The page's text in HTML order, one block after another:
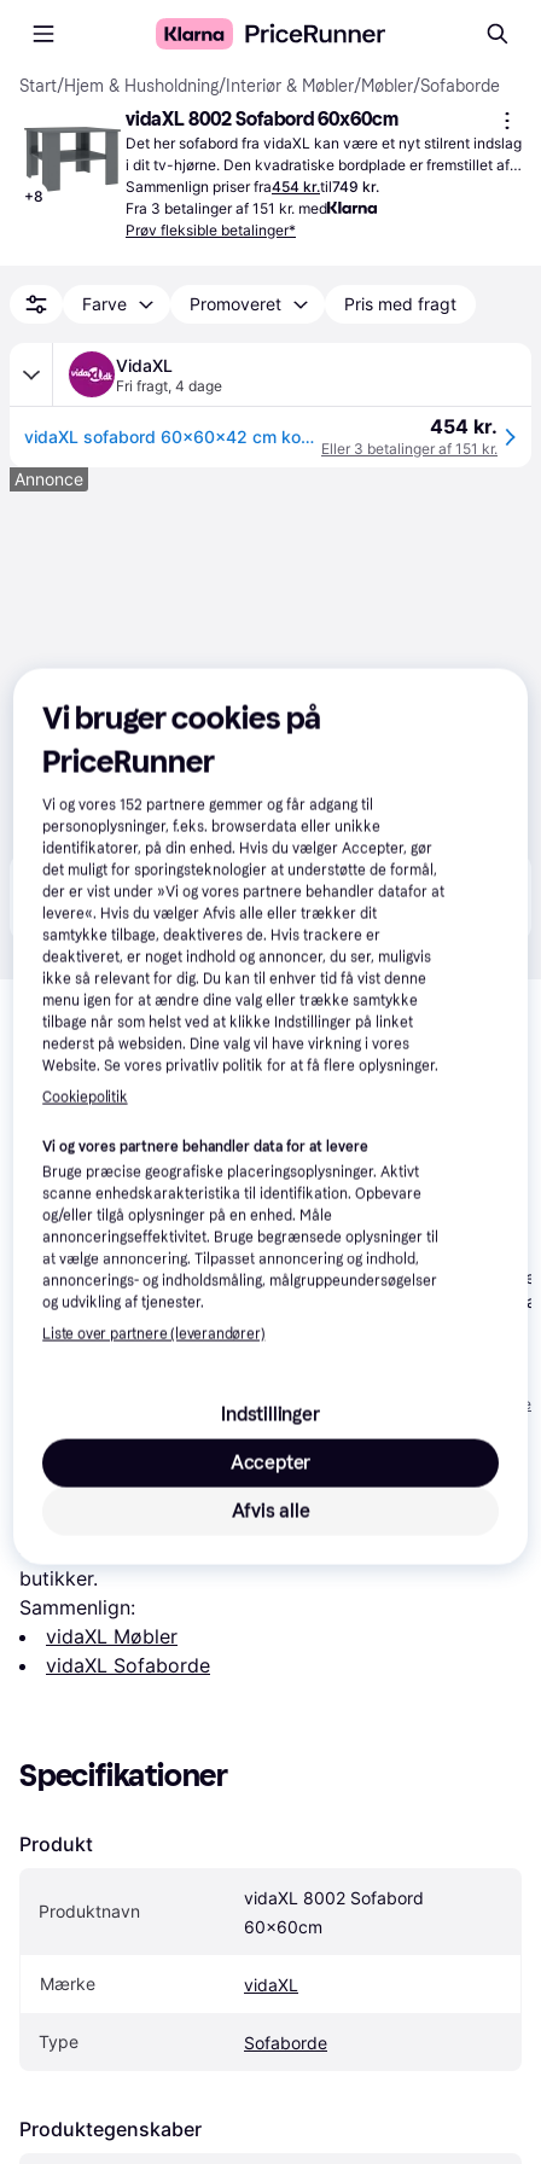
Start/Hjem & Husholdning/ Interiør & Møbler/Møbler/Sofaborde
+8
vidaXL 8002 Sofabord 60x60cm
Det her sofabord fra vidaXL kan være et nyt stilrent indslag
i dit tv-hjørne. Den kvadratiske bordplade er fremstillet af
MDF.
Sammenlign priser fra454 kr.til749 kr.
Fra 3 betalinger af 151 kr. med
Prøv fleksible betalinger*
Farve Promoveret Pris med fragt
VidaXL
Fri fragt, 4 dage
vidaXL sofabord 60x60x42 cm konstrueret træ sort 454 kr.
Eller 3 betalinger af 151 kr.
Annonce
Produktet fås også hos 1 butik, som ikke er betalende
kunde i denne kategori.
Relaterede produkter
Se vores forslag til andre produkter, der matcher dine
interesser. Vis alle
Venture Design York
vidaXL Engineered
Sofabord 50x50cm
Eller 3 betalinger af 162 kr.
vidaXL
Wood
Eller 3 betalinger
Læs om produktet
vidaXL 8002 Sofabord 60x60cm
butikker.
Sammenlign:
vidaXL Møbler
vidaXL Sofaborde
Specifikationer
Produkt
Produktnavn
vidaXL 8002 Sofabord
60x60cm
Mærke vidaXL
Type Sofaborde
Produktegenskaber
Vi bruger cookies på
PriceRunner
Vi og vores152 partnere gemmer og får adgang til
personoplysninger, f.eks. browserdata eller unikke
identifikatorer, på din enhed. Hvis du vælger Accepter, gør
det muligt for sporingsteknologier at understøtte de formål,
der er vist under »Vi og vores partnere behandler datafor at
levere«. Hvis du vælger Afvis alle eller trækker dit
samtykke tilbage, deaktiveres de. Hvis trackere er
deaktiveret, er noget indhold og annoncer, du ser, muligvis
ikke så relevant for dig. Du kan til enhver tid få vist denne
menu igen for at ændre dine valg eller trække samtykke
tilbage når som helst ved at klikke Indstillinger på linket
nederst på websiden. Dine valg vil have virkning i vores
Website. Se vores privatliv politik for at få flere oplysninger.
Cookiepolitik
Vi og vores partnere behandler data for at levere
Bruge præcise geografiske placeringsoplysninger. Aktivt
scanne enhedskarakteristika til identifikation. Opbevare
og/eller tilgå oplysninger på en enhed. Måle
annonceringseffektivitet. Bruge begrænsede oplysninger til
at vælge annoncering. Tilpasset annoncering og indhold,
annoncerings- og indholdsmåling, målgruppeundersøgelser
og udvikling af tjenester.
Liste over partnere (leverandører)
Indstillinger
Afvis alle
Accepter